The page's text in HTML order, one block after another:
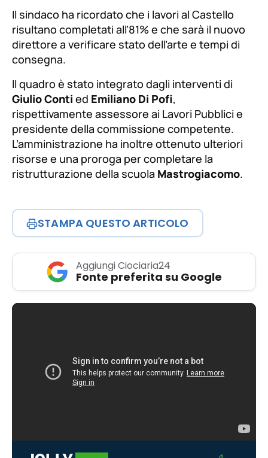
Il sindaco ha ricordato che i lavori al Castello
risultano completati all’81% e che sarà il nuovo
direttore a verificare stato dell’arte e tempi di
consegna.
Il quadro è stato integrato dagli interventi di
Giulio Conti ed Emiliano Di Pofi,
rispettivamente assessore ai Lavori Pubblici e
presidente della commissione competente.
L’amministrazione ha inoltre ottenuto ulteriori
risorse e una proroga per completare la
ristrutturazione della scuola Mastrogiacomo.
STAMPA QUESTO ARTICOLO
Aggiungi Ciociaria24
Fonte preferita su Google